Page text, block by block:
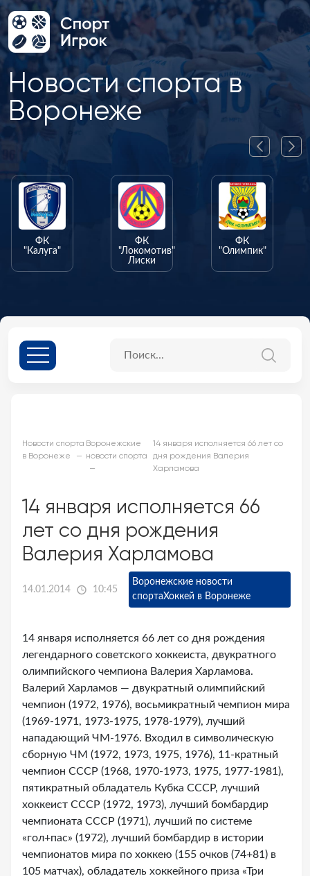
Новости спорта в
Воронеже
ФК
"Калуга"
ФК
"Локомотив"
Лиски
ФК
"Олимпик"
Новости спорта
в Воронеже
Воронежские
новости спорта
14 января исполняется 66 лет со
дня рождения Валерия
Харламова
14 января исполняется 66
лет со дня рождения
Валерия Харламова
14.01.2014 10:45
Воронежские новости
спортаХоккей в Воронеже
14 января исполняется 66 лет со дня рождения
легендарного советского хоккеиста, двукратного
олимпийского чемпиона Валерия Харламова.
Валерий Харламов — двукратный олимпийский
чемпион (1972, 1976), восьмикратный чемпион мира
(1969-1971, 1973-1975, 1978-1979), лучший
нападающий ЧМ-1976. Входил в символическую
сборную ЧМ (1972, 1973, 1975, 1976), 11-кратный
чемпион СССР (1968, 1970-1973, 1975, 1977-1981),
пятикратный обладатель Кубка СССР, лучший
хоккеист СССР (1972, 1973), лучший бомбардир
чемпионата СССР (1971), лучший по системе
«гол+пас» (1972), лучший бомбардир в истории
чемпионатов мира по хоккею (155 очков (74+81) в
105 матчах), обладатель хоккейного приза «Три